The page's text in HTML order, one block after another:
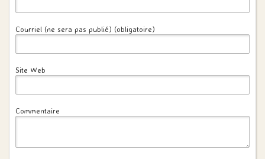
Courriel (ne sera pas publié) (obligatoire)
Site Web
Commentaire